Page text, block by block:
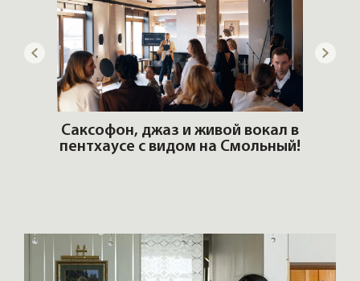
Саксофон, джаз и живой вокал в
пентхаусе с видом на Смольный!